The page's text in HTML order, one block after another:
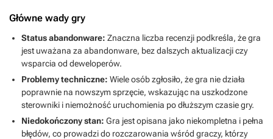
Główne wady gry
Status abandonware: Znaczna liczba recenzji podkreśla, że gra
jest uważana za abandonware, bez dalszych aktualizacji czy
wsparcia od deweloperów.
Problemy techniczne: Wiele osób zgłosiło, że gra nie działa
poprawnie na nowszym sprzęcie, wskazując na uszkodzone
sterowniki i niemożność uruchomienia po dłuższym czasie gry.
Niedokończony stan: Gra jest opisana jako niekompletna i pełna
błędów, co prowadzi do rozczarowania wśród graczy, którzy